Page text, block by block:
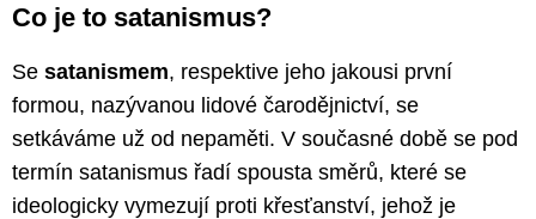
Co je to satanismus?
Se satanismem, respektive jeho jakousi první
formou, nazývanou lidové čarodějnictví, se
setkáváme už od nepaměti. V současné době se pod
termín satanismus řadí spousta směrů, které se
ideologicky vymezují proti křesťanství, jehož je